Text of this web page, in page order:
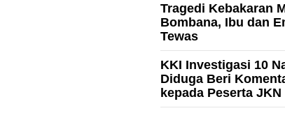
Tragedi Kebakaran
Bombana, Ibu dan
Tewas
KKI Investigasi 10
Diduga Beri
kepada Peserta JKN